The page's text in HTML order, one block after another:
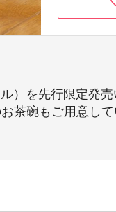
）を先行限定発
茶碗もご用意し